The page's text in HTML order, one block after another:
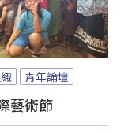
青年論壇
藝術節